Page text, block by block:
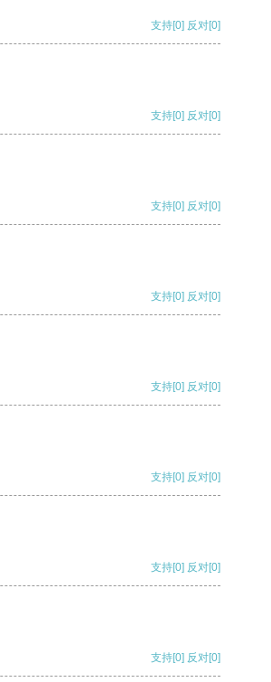
支持[0] 反对[0]
支持[0] 反对[0]
支持[0] 反对[0]
支持[0] 反对[0]
支持[0] 反对[0]
支持[0] 反对[0]
支持[0] 反对[0]
支持[0] 反对[0]